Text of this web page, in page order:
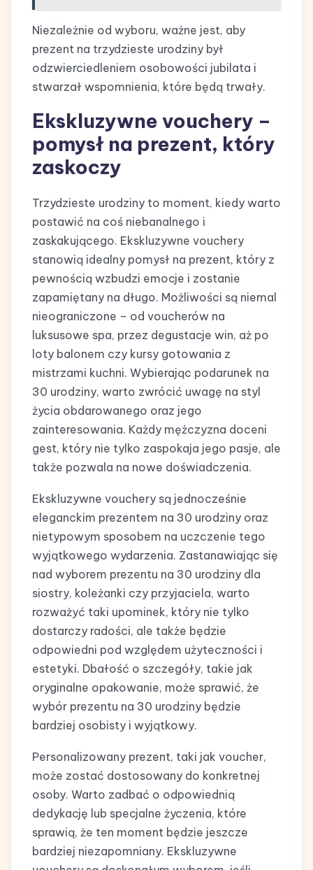
Niezależnie od wyboru, ważne jest, aby
prezent na trzydzieste urodziny był
odzwierciedleniem osobowości jubilata i
stwarzał wspomnienia, które będą trwały.
Ekskluzywne vouchery –
pomysł na prezent, który
zaskoczy
Trzydzieste urodziny to moment, kiedy warto
postawić na coś niebanalnego i
zaskakującego. Ekskluzywne vouchery
stanowią idealny pomysł na prezent, który z
pewnością wzbudzi emocje i zostanie
zapamiętany na długo. Możliwości są niemal
nieograniczone – od voucherów na
luksusowe spa, przez degustacje win, aż po
loty balonem czy kursy gotowania z
mistrzami kuchni. Wybierając podarunek na
30 urodziny, warto zwrócić uwagę na styl
życia obdarowanego oraz jego
zainteresowania. Każdy mężczyzna doceni
gest, który nie tylko zaspokaja jego pasje, ale
także pozwala na nowe doświadczenia.
Ekskluzywne vouchery są jednocześnie
eleganckim prezentem na 30 urodziny oraz
nietypowym sposobem na uczczenie tego
wyjątkowego wydarzenia. Zastanawiając się
nad wyborem prezentu na 30 urodziny dla
siostry, koleżanki czy przyjaciela, warto
rozważyć taki upominek, który nie tylko
dostarczy radości, ale także będzie
odpowiedni pod względem użyteczności i
estetyki. Dbałość o szczegóły, takie jak
oryginalne opakowanie, może sprawić, że
wybór prezentu na 30 urodziny będzie
bardziej osobisty i wyjątkowy.
Personalizowany prezent, taki jak voucher,
może zostać dostosowany do konkretnej
osoby. Warto zadbać o odpowiednią
dedykację lub specjalne życzenia, które
sprawią, że ten moment będzie jeszcze
bardziej niezapomniany. Ekskluzywne